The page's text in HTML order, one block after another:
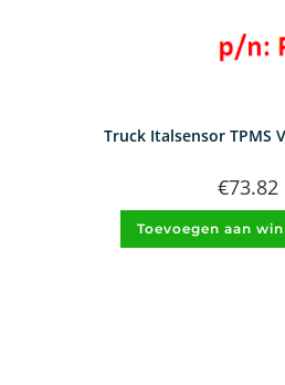
Truck Italsensor TPMS
€73.82
Toevoegen aan